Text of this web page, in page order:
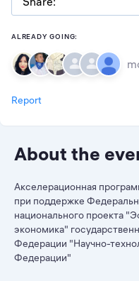
ALREADY GOING:
Report
About the
Акселерационная
при поддержке
национального проекта
экономика"
Федерации "Научно-
Федерации"